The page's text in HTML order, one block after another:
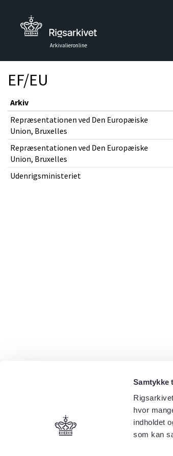
Samtykke
hvor
indholdet
som kan
Arkivalieronline
EF/EU
Arkiv
Repræsentationen ved Den Europæiske
Union, Bruxelles
Repræsentationen ved Den Europæiske
Union, Bruxelles
Udenrigsministeriet